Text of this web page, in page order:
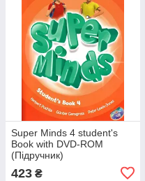
Super Minds 4 student's
Book with DVD-ROM
(Підручник)
423 ₴